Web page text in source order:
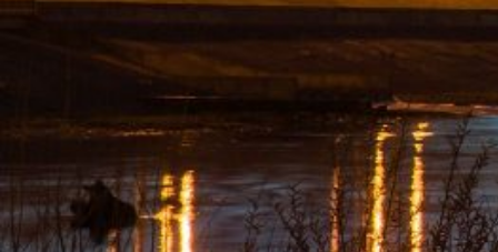
Туман
Снег
Радуга
Пасмурно